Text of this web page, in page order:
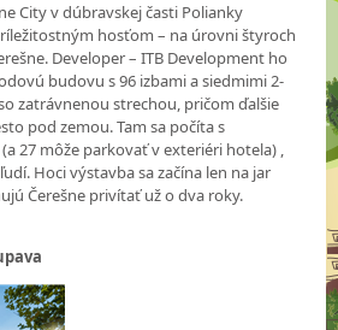
City v dúbravskej časti Polianky
hosťom – na úrovni štyroch
Developer – ITB Development ho
budovu s 96 izbami a siedmimi 2-
zatrávnenou strechou, pričom ďalšie
pod zemou. Tam sa počíta s
27 môže parkovať v exteriéri hotela) ,
Hoci výstavba sa začína len na jar
Čerešne privítať už o dva roky.